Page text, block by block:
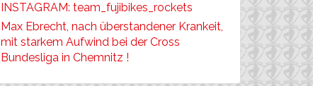
INSTAGRAM: team_fujibikes_rockets
Max Ebrecht, nach überstandener Krankeit,
mit starkem Aufwind bei der Cross
Bundesliga in Chemnitz !